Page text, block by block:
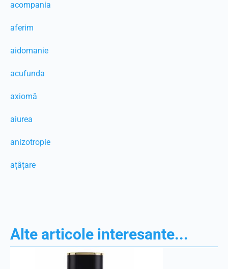
acompania
aferim
aidomanie
acufunda
axiomă
aiurea
anizotropie
ațâțare
Alte articole interesante...